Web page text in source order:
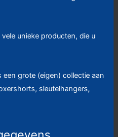
unieke producten, die u
grote (eigen) collectie aan
sleutelhangers,